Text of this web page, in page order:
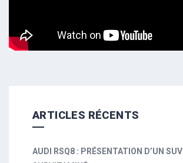
ARTICLES RÉCENTS
AUDI RSQ8 : PRÉSENTATION D’UN SUV